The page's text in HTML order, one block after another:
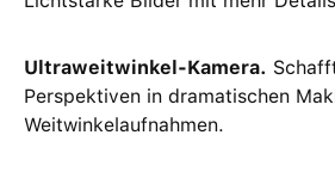
Ultraweitwinkel-Kamera.
Perspektiven in dramatischen
Weitwinkelaufnahmen.